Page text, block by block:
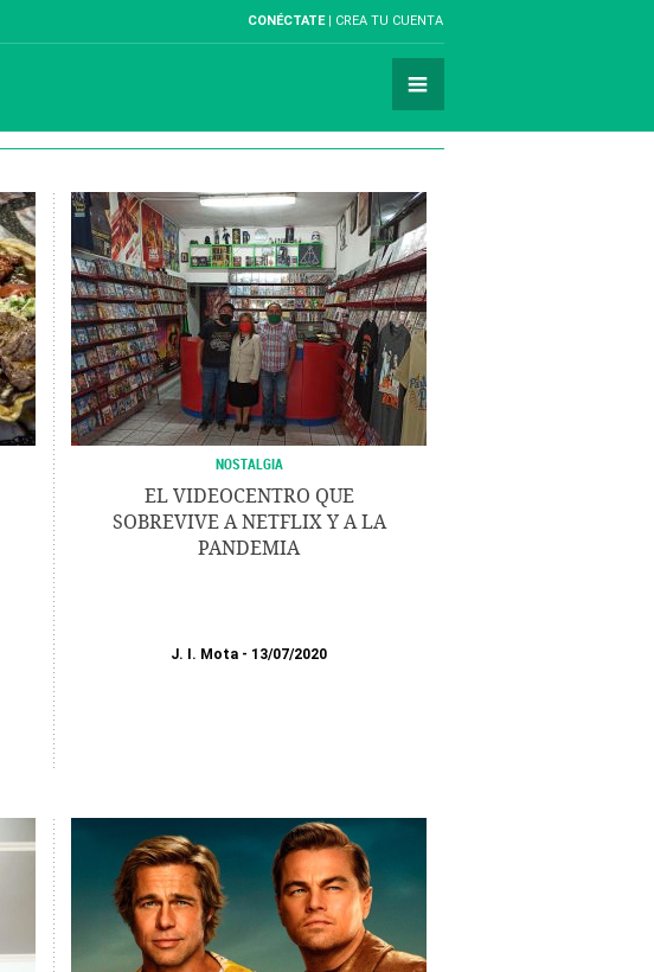
CONÉCTATE CREA TU CUENTA
NOSTALGIA
EL VIDEOCENTRO QUE
SOBREVIVE A NETFLIX Y A LA
PANDEMIA
J. I. Mota 13/07/2020